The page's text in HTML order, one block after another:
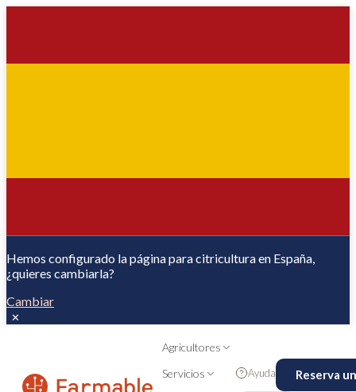
Hemos configurado la página para citricultura en España,
¿quieres cambiarla?
Cambiar
✕
Agricultores
Servicios
Ayuda Reserva